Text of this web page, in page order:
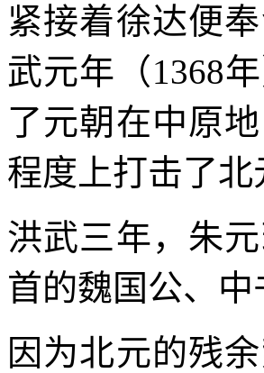
紧接着徐达便
武元年（1368
了元朝在中原
程度上打击了
洪武三年，朱
首的魏国公、
因为北元的残